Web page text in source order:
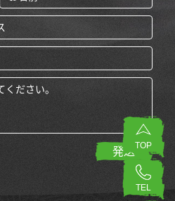
TOP
TEL